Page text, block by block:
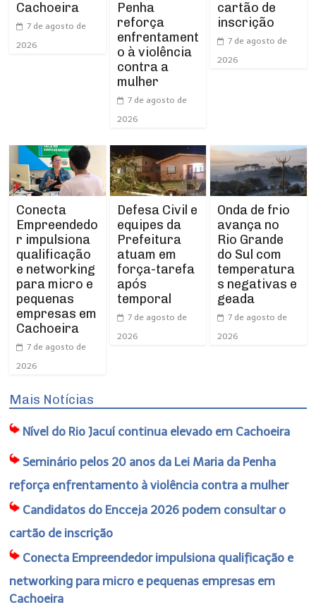
Cachoeira
7 de agosto de
2026
Penha
reforça
enfrentament
o à violência
contra a
mulher
7 de agosto de
2026
cartão de
inscrição
7 de agosto de
2026
Conecta
Empreendedo
r impulsiona
qualificação
e networking
para micro e
pequenas
empresas em
Cachoeira
7 de agosto de
2026
Defesa Civil e
equipes da
Prefeitura
atuam em
força-tarefa
após
temporal
7 de agosto de
2026
Onda de frio
avança no
Rio Grande
do Sul com
temperatura
s negativas e
geada
7 de agosto de
2026
Mais Notícias
Nível do Rio Jacuí continua elevado em Cachoeira
Seminário pelos 20 anos da Lei Maria da Penha
reforça enfrentamento à violência contra a mulher
Candidatos do Encceja 2026 podem consultar o
cartão de inscrição
Conecta Empreendedor impulsiona qualificação e
networking para micro e pequenas empresas em
Cachoeira